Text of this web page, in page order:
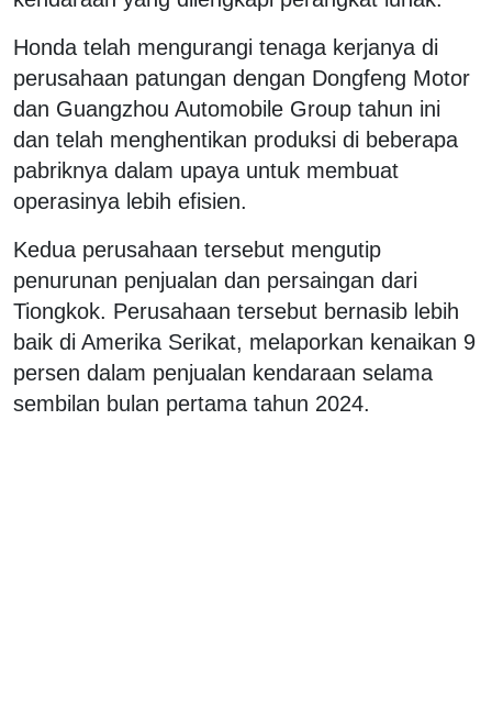
Honda telah mengurangi tenaga kerjanya di
perusahaan patungan dengan Dongfeng Motor
dan Guangzhou Automobile Group tahun ini
dan telah menghentikan produksi di beberapa
pabriknya dalam upaya untuk membuat
operasinya lebih efisien.
Kedua perusahaan tersebut mengutip
penurunan penjualan dan persaingan dari
Tiongkok. Perusahaan tersebut bernasib lebih
baik di Amerika Serikat, melaporkan kenaikan 9
persen dalam penjualan kendaraan selama
sembilan bulan pertama tahun 2024.